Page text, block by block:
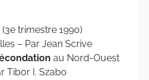
(3e trimestre 1990)
– Par Jean Scrive
au Nord-Ouest
Tibor I. Szabo